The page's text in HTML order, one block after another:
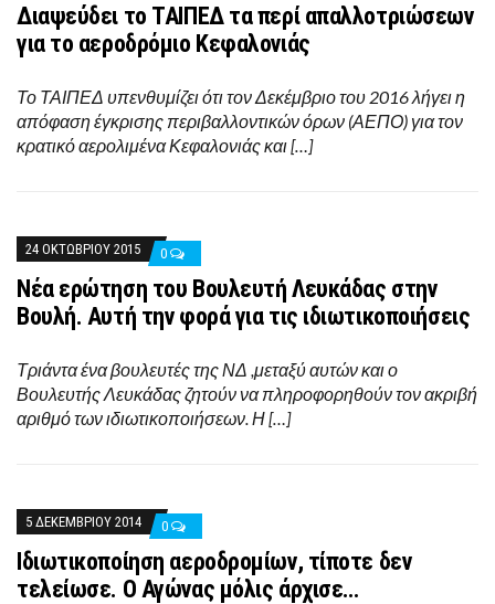
Διαψεύδει το ΤΑΙΠΕΔ τα περί απαλλοτριώσεων
για το αεροδρόμιο Κεφαλονιάς
Το ΤΑΙΠΕΔ υπενθυμίζει ότι τον Δεκέμβριο του 2016 λήγει η
απόφαση έγκρισης περιβαλλοντικών όρων (ΑΕΠΟ) για τον
κρατικό αερολιμένα Κεφαλονιάς και […]
24 ΟΚΤΩΒΡΊΟΥ 2015 0
Nέα ερώτηση του Βουλευτή Λευκάδας στην
Βουλή. Aυτή την φορά για τις ιδιωτικοποιήσεις
Τριάντα ένα βουλευτές της ΝΔ ,μεταξύ αυτών και ο
Βουλευτής Λευκάδας ζητούν να πληροφορηθούν τον ακριβή
αριθμό των ιδιωτικοποιήσεων. Η […]
5 ΔΕΚΕΜΒΡΊΟΥ 2014 0
Iδιωτικοποίηση αεροδρομίων, τίποτε δεν
τελείωσε. Ο Αγώνας μόλις άρχισε…